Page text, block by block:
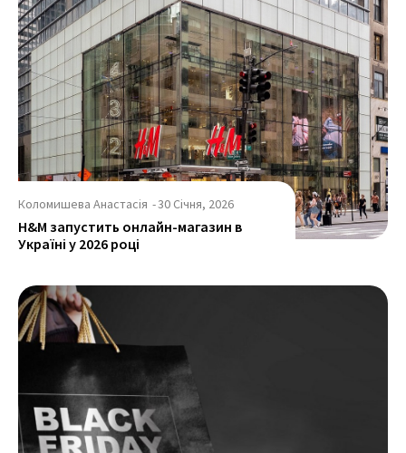
Коломишева Анастасія -30 Січня, 2026
H&M запустить онлайн-магазин в
Україні у 2026 році